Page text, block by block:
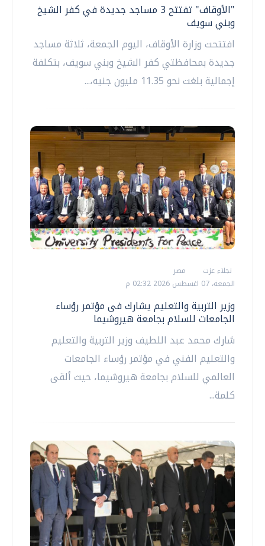
"الأوقاف" تفتتح 3 مساجد جديدة في كفر الشيخ
وبني سويف
افتتحت وزارة الأوقاف، اليوم الجمعة، ثلاثة مساجد
جديدة بمحافظتي كفر الشيخ وبني سويف، بتكلفة
إجمالية بلغت نحو 11.35 مليون جنيه،...
نجلاء عزت
مصر
الجمعة، 07 اغسطس 2026 02:32 م
وزير التربية والتعليم يشارك فى مؤتمر رؤساء
الجامعات للسلام بجامعة هيروشيما
شارك محمد عبد اللطيف وزير التربية والتعليم
والتعليم الفني في مؤتمر رؤساء الجامعات
العالمي للسلام بجامعة هيروشيما، حيث ألقى
كلمة...